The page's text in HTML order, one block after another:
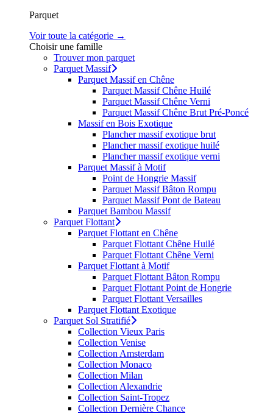
Parquet
Voir toute la catégorie →
Choisir une famille
Trouver mon parquet
Parquet Massif
Parquet Massif en Chêne
Parquet Massif Chêne Huilé
Parquet Massif Chêne Verni
Parquet Massif Chêne Brut Pré-Poncé
Massif en Bois Exotique
Plancher massif exotique brut
Plancher massif exotique huilé
Plancher massif exotique verni
Parquet Massif à Motif
Point de Hongrie Massif
Parquet Massif Bâton Rompu
Parquet Massif Pont de Bateau
Parquet Bambou Massif
Parquet Flottant
Parquet Flottant en Chêne
Parquet Flottant Chêne Huilé
Parquet Flottant Chêne Verni
Parquet Flottant à Motif
Parquet Flottant Bâton Rompu
Parquet Flottant Point de Hongrie
Parquet Flottant Versailles
Parquet Flottant Exotique
Parquet Sol Stratifié
Collection Vieux Paris
Collection Venise
Collection Amsterdam
Collection Monaco
Collection Milan
Collection Alexandrie
Collection Saint-Tropez
Collection Dernière Chance